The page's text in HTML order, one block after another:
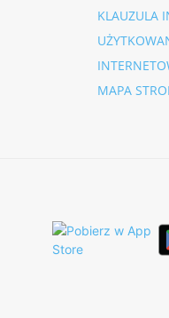
KLAUZULA
MAPA